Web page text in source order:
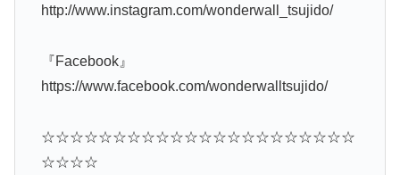
http://www.instagram.com/wonderwall_tsujido/
『Facebook』
https://www.facebook.com/wonderwalltsujido/
☆☆☆☆☆☆☆☆☆☆☆☆☆☆☆☆☆☆☆☆☆☆
☆☆☆☆